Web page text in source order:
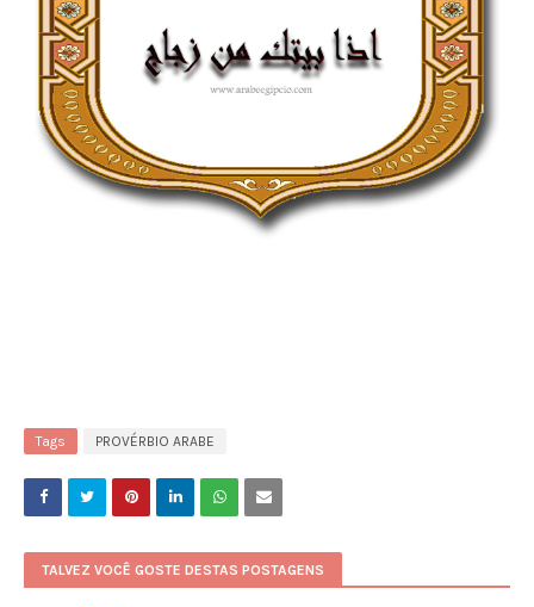
Tags PROVÉRBIO ARABE
TALVEZ VOCÊ GOSTE DESTAS POSTAGENS